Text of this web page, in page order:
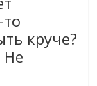
круче?
Не